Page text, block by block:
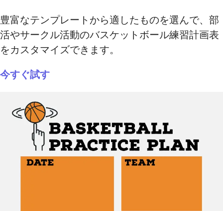
豊富なテンプレートから適したものを選んで、部
活やサークル活動のバスケットボール練習計画表
をカスタマイズできます。
今すぐ試す